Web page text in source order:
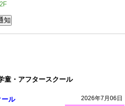
童・アフタースクール
2026年7月06日
ール